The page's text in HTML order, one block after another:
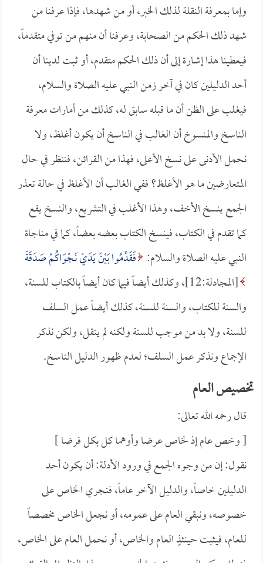
وإما بمعرفة النقلة لذلك الخبر، أو من شهدها، فإذا عرفنا من
شهد ذلك الحكم من الصحابة، وعرفنا أن منهم من توفي متقدماً،
فيعطينا هذا إشارة إلى أن ذلك الحكم متقدم، أو ثبت لدينا أن
أحد الدليلين كان في آخر زمن النبي عليه الصلاة والسلام،
فيغلب على الظن أن ما قبله سابق له، كذلك من أمارات معرفة
الناسخ والمنسوخ أن الغالب في الناسخ أن يكون أغلظ، ولا
نحمل الأدنى على نسخ الأعلى، فهذا من القرائن، فننظر في حال
المتعارضين ما هو الأغلظ؟ ففي الغالب أن الأغلظ في حالة تعذر
الجمع ينسخ الأخف، وهذا الأغلب في التشريع، والنسخ يقع
كما تقدم في الكتاب، فينسخ الكتاب بعضه بعضاً، كما في مناجاة
النبي عليه الصلاة والسلام: فَقَدِّمُوا بَيْنَ يَدَيْ نَجْوَاكُمْ صَدَقَةً
[المجادلة:12]، وكذلك أيضاً فيما كان أيضاً بالكتاب للسنة،
والسنة للكتاب، والسنة للسنة، كذلك أيضاً عمل السلف
للسنة، ولا بد من موجب للسنة ولكنه لم ينقل، ولكن نذكر
الإجماع ونذكر عمل السلف؛ لعدم ظهور الدليل الناسخ.
تخصيص العام
قال رحمه الله تعالى:
[ وخص عام إذ لخاص عرضا وأوهما كل بكل فرضا ]
نقول: إن من وجوه الجمع في ورود الأدلة: أن يكون أحد
الدليلين خاصاً، والدليل الآخر عاماً، فنجري الخاص على
خصوصه، ونبقي العام على عمومه، أو نجعل الخاص مخصصاً
للعام، فيثبت حينئذٍ العام والخاص، أو نحمل العام على الخاص،